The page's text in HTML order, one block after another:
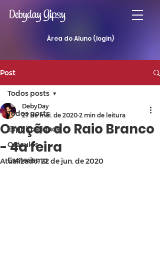
Área do Aluno (login)
Post
Todos posts
Espiritualidade
Oráculos
Esoterismo
Todos posts
Oração do Raio Branco
- 4a feira
DebyDay
27 de mai. de 2020 2 min de leitura
Atualizado:22 de jun. de 2020